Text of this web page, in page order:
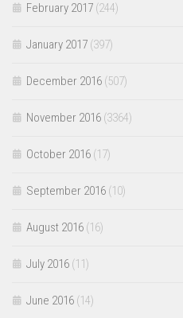
February 2017 (244)
January 2017 (397)
December 2016 (507)
November 2016 (3364)
October 2016 (17)
September 2016 (10)
August 2016 (16)
July 2016 (11)
June 2016 (14)